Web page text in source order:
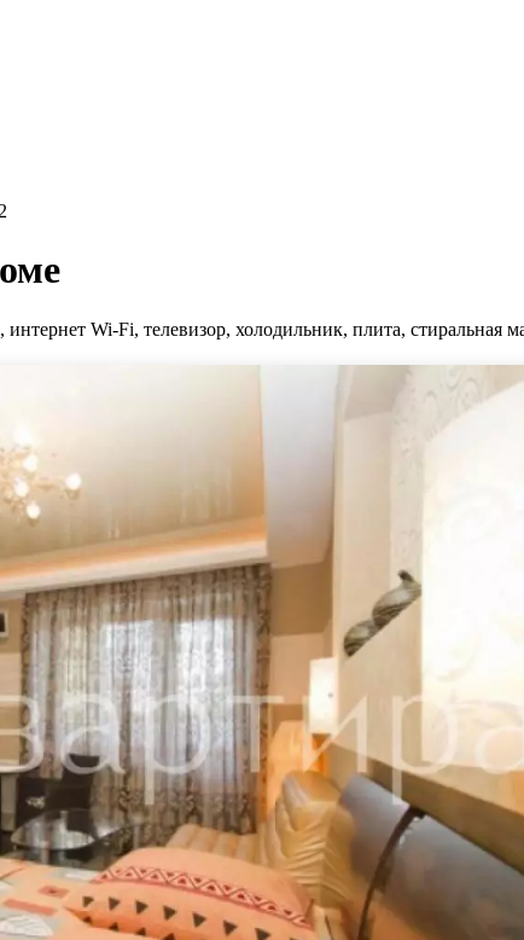
Wi-Fi, телевизор, холодильник, плита, стиральная